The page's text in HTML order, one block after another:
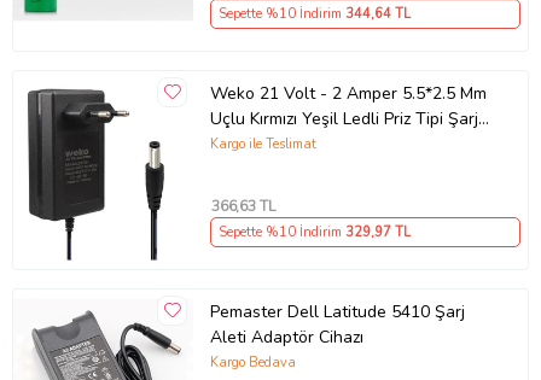
Sepette %10 İndirim 344,64 TL
Weko 21 Volt - 2 Amper 5.5*2.5 Mm
Uçlu Kırmızı Yeşil Ledli Priz Tipi Şarjlı
Matkap Adaptörü
Kargo ile Teslimat
366,63 TL
Sepette %10 İndirim 329,97 TL
Pemaster Dell Latitude 5410 Şarj
Aleti Adaptör Cihazı
Kargo Bedava